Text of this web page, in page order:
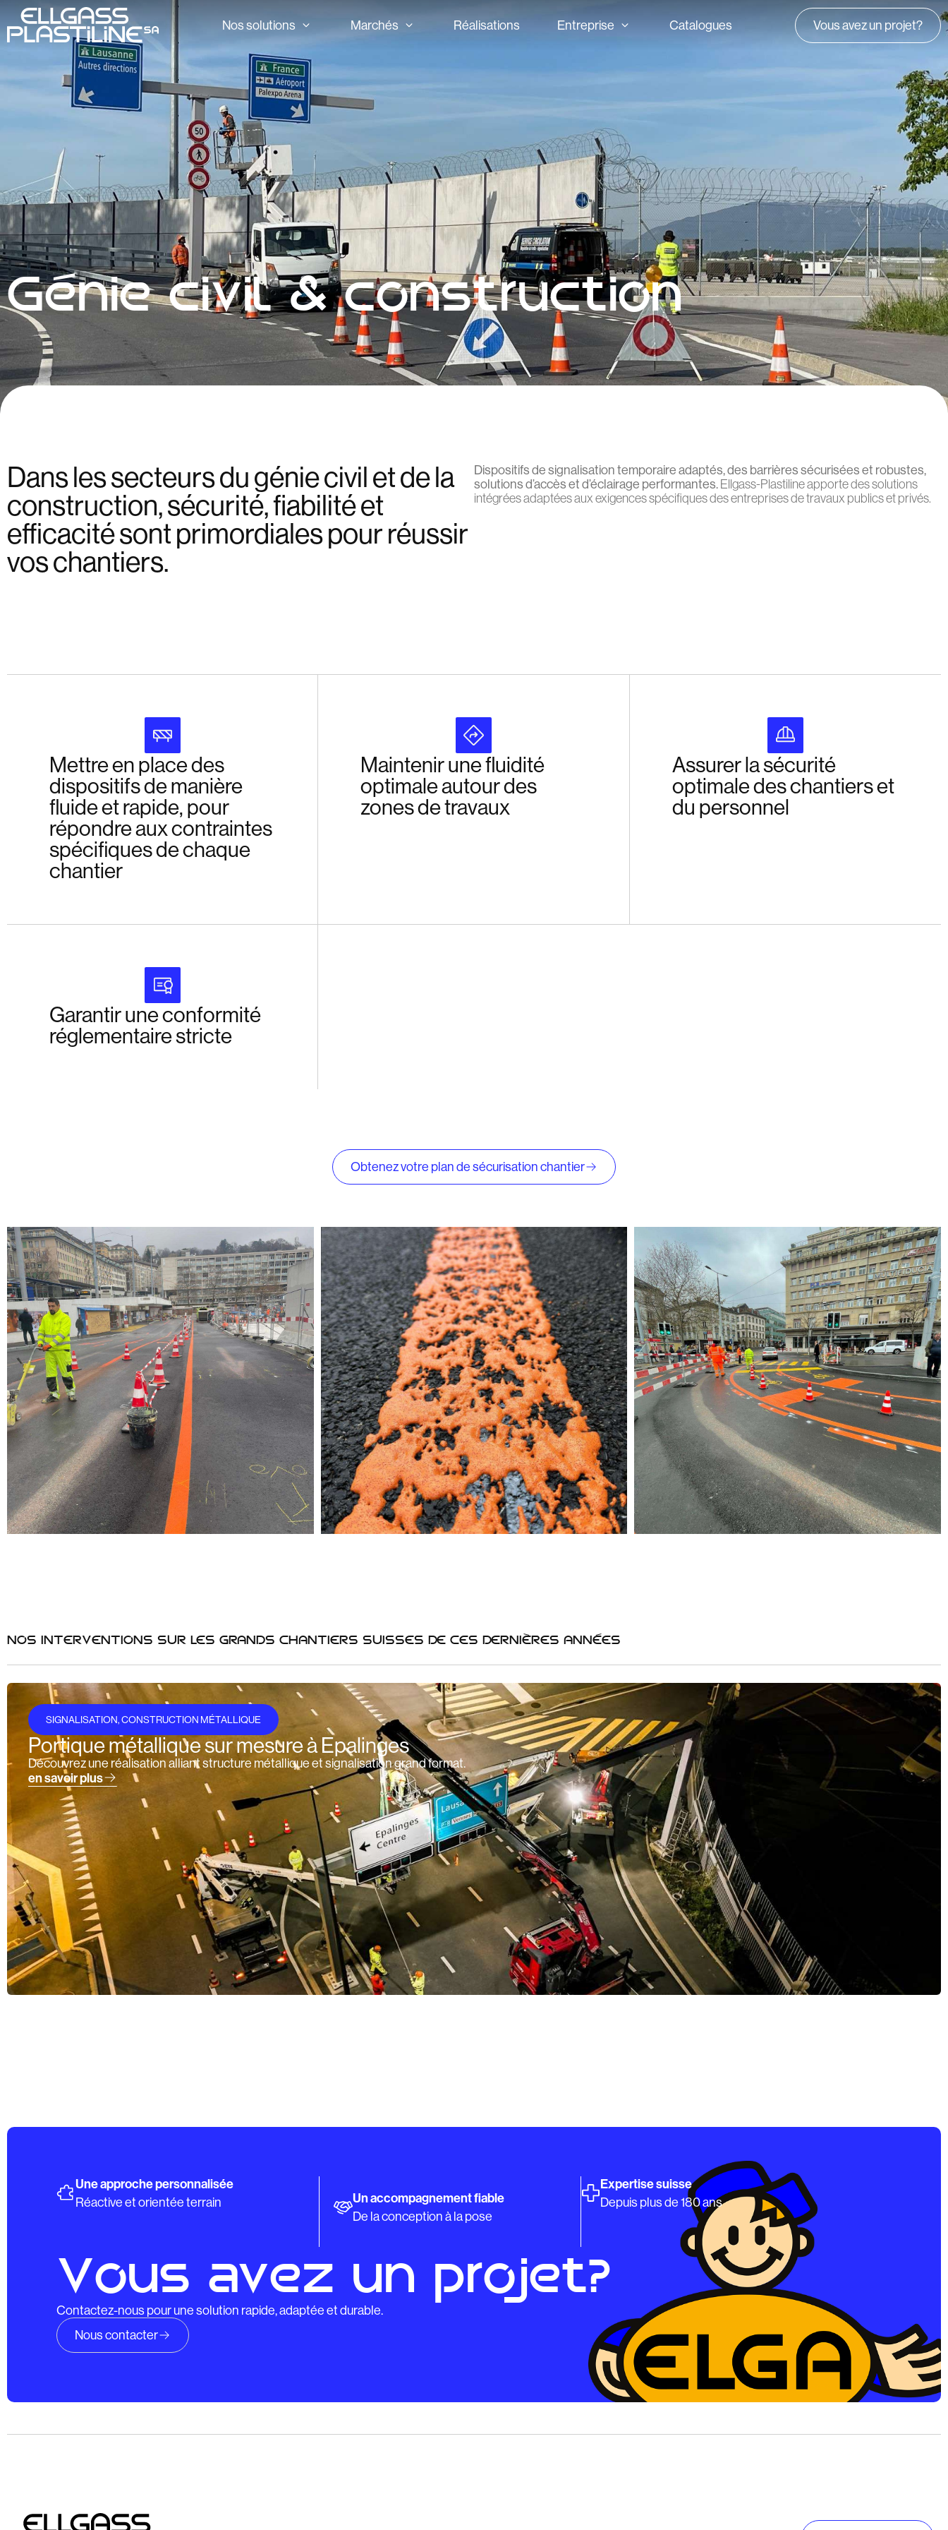
Nos solutions Marchés Réalisations Entreprise Catalogues Vous avez un projet?
Génie civil & construction
Dans les secteurs du génie civil et de la
construction, sécurité, fiabilité et
efficacité sont primordiales pour réussir
vos chantiers.
Dispositifs de signalisation temporaire adaptés, des barrières sécurisées et robustes,
solutions d’accès et d’éclairage performantes. Ellgass-Plastiline apporte des solutions
intégrées adaptées aux exigences spécifiques des entreprises de travaux publics et privés.
Mettre en place des
dispositifs de manière
fluide et rapide, pour
répondre aux contraintes
spécifiques de chaque
chantier
Maintenir une fluidité
optimale autour des
zones de travaux
Assurer la sécurité
optimale des chantiers et
du personnel
Garantir une conformité
réglementaire stricte
Obtenez votre plan de sécurisation chantier
NOS INTERVENTIONS SUR LES GRANDS CHANTIERS SUISSES DE CES DERNIÈRES ANNÉES
SIGNALISATION,CONSTRUCTION MÉTALLIQUE
Portique métallique sur mesure à Epalinges
Découvrez une réalisation alliant structure métallique et signalisation grand format.
en savoir plus
Une approche personnalisée
Réactive et orientée terrain Un accompagnement fiable
De la conception à la pose
Expertise suisse
Depuis plus de 180 ans
Vous avez un projet?
Contactez-nous pour une solution rapide, adaptée et durable.
Nous contacter